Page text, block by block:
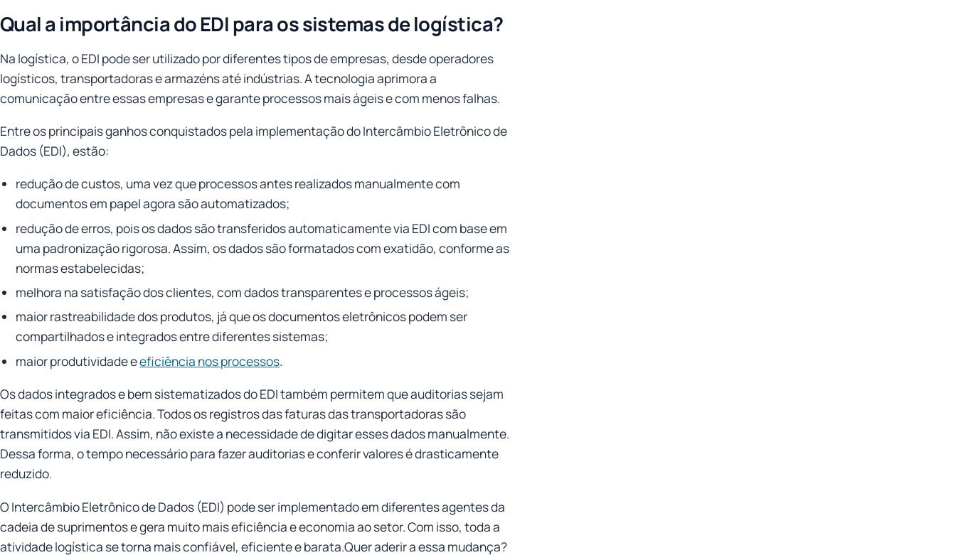
Qual a importância do EDI para os sistemas de logística?
Na logística, o EDI pode ser utilizado por diferentes tipos de empresas, desde operadores
logísticos, transportadoras e armazéns até indústrias. A tecnologia aprimora a
comunicação entre essas empresas e garante processos mais ágeis e com menos falhas.
Entre os principais ganhos conquistados pela implementação do Intercâmbio Eletrônico de
Dados (EDI), estão:
redução de custos, uma vez que processos antes realizados manualmente com
documentos em papel agora são automatizados;
redução de erros, pois os dados são transferidos automaticamente via EDI com base em
uma padronização rigorosa. Assim, os dados são formatados com exatidão, conforme as
normas estabelecidas;
melhora na satisfação dos clientes, com dados transparentes e processos ágeis;
maior rastreabilidade dos produtos, já que os documentos eletrônicos podem ser
compartilhados e integrados entre diferentes sistemas;
maior produtividade eeficiência nos processos.
Os dados integrados e bem sistematizados do EDI também permitem que auditorias sejam
feitas com maior eficiência. Todos os registros das faturas das transportadoras são
transmitidos via EDI. Assim, não existe a necessidade de digitar esses dados manualmente.
Dessa forma, o tempo necessário para fazer auditorias e conferir valores é drasticamente
reduzido.
O Intercâmbio Eletrônico de Dados (EDI) pode ser implementado em diferentes agentes da
cadeia de suprimentos e gera muito mais eficiência e economia ao setor. Com isso, toda a
atividade logística se torna mais confiável, eficiente e barata.Quer aderir a essa mudança?